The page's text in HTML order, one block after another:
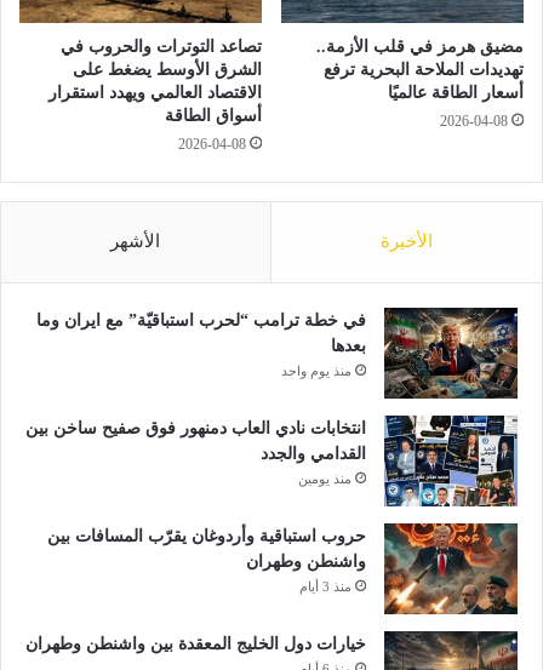
ب
و
ز
د
ف
و
ف
د
ر
ة
ة
ن
ز
ل
س
ر
و
ق
ت
مضيق هرمز في قلب الأزمة..
تهديدات الملاحة البحرية ترفع
أسعار الطاقة عالميًا
2026-04-08
تصاعد التوترات والحروب في
الشرق الأوسط يضغط على
الاقتصاد العالمي ويهدد استقرار
أسواق الطاقة
2026-04-08
الأخيرة الأشهر
في خطة ترامب “لحرب استباقيّة” مع ايران وما
بعدها
منذ يوم واحد
انتخابات نادي العاب دمنهور فوق صفيح ساخن بين
القدامي والجدد
منذ يومين
حروب استباقية وأردوغان يقرّب المسافات بين
واشنطن وطهران
منذ 3 أيام
خيارات دول الخليج المعقدة بين واشنطن وطهران